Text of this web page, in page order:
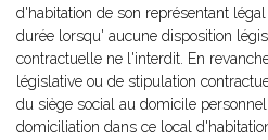
d'habitation de son représentant
durée lorsqu' aucune disposition
contractuelle ne l'interdit. En
législative ou de stipulation
du siège social au domicile
domiciliation dans ce local